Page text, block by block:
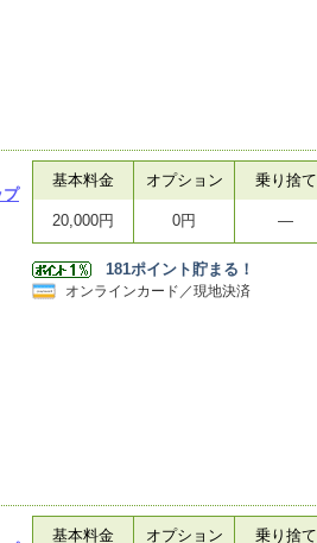
プ
基本料金 オプション 乗り捨て
20,000円 0円 ―
181ポイント貯まる！
オンラインカード／現地決済
基本料金 オプション 乗り捨て